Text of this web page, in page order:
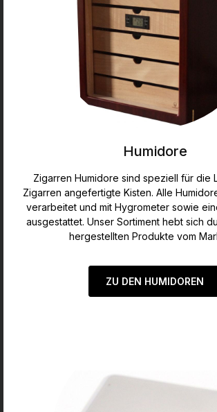
Humidore
Zigarren Humidore sind speziell für die
Zigarren angefertigte Kisten. Alle
verarbeitet und mit Hygrometer sowie
ausgestattet. Unser Sortiment hebt sich
hergestellten Produkte vom
ZU DEN HUMIDOREN